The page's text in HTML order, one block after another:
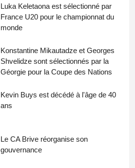
Luka Keletaona est sélectionné par
France U20 pour le championnat du
monde
Konstantine Mikautadze et Georges
Shvelidze sont sélectionnés par la
Géorgie pour la Coupe des Nations
Kevin Buys est décédé à l'âge de 40
ans
Le CA Brive réorganise son
gouvernance